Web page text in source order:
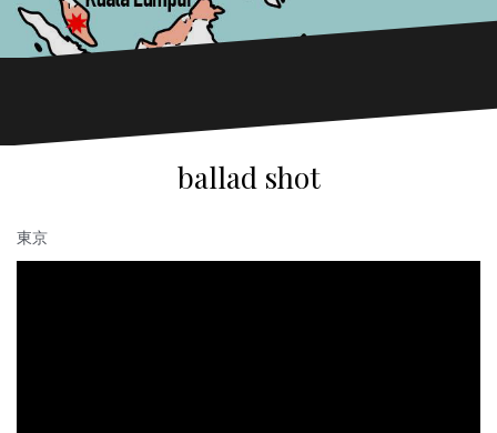
ballad shot
東京